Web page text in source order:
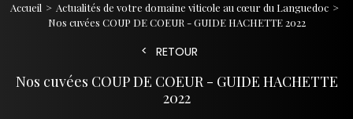
Accueil
Actualités de votre domaine viticole au cœur du Languedoc
Nos cuvées COUP DE COEUR - GUIDE HACHETTE 2022
RETOUR
Nos cuvées COUP DE COEUR - GUIDE HACHETTE
2022